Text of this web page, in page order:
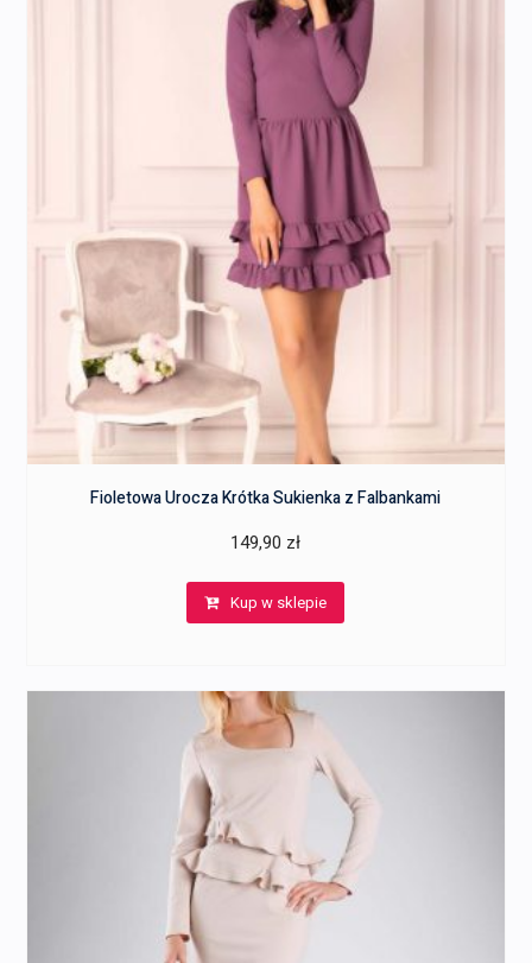
Fioletowa Urocza Krótka Sukienka z Falbankami
149,90 zł
Kup w sklepie